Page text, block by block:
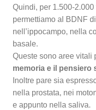
Quindi, per 1.500-
permettiamo al BDNF
nell’ippocampo, nella
basale.
Queste sono aree vitali
memoria e il pensiero
Inoltre pare sia
nella prostata, nei
e appunto nella saliva.